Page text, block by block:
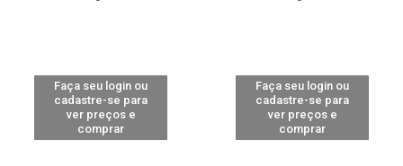
Faça seu login ou
cadastre-se para
ver preços e
comprar
Faça seu login ou
cadastre-se para
ver preços e
comprar